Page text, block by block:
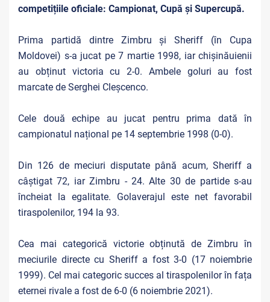
competițiile oficiale: Campionat, Cupă și Supercupă.
Prima partidă dintre Zimbru și Sheriff (în Cupa
Moldovei) s-a jucat pe 7 martie 1998, iar chișinăuienii
au obținut victoria cu 2-0. Ambele goluri au fost
marcate de Serghei Cleșcenco.
Cele două echipe au jucat pentru prima dată în
campionatul național pe 14 septembrie 1998 (0-0).
Din 126 de meciuri disputate până acum, Sheriff a
câștigat 72, iar Zimbru - 24. Alte 30 de partide s-au
încheiat la egalitate. Golaverajul este net favorabil
tiraspolenilor, 194 la 93.
Cea mai categorică victorie obținută de Zimbru în
meciurile directe cu Sheriff a fost 3-0 (17 noiembrie
1999). Cel mai categoric succes al tiraspolenilor în fața
eternei rivale a fost de 6-0 (6 noiembrie 2021).